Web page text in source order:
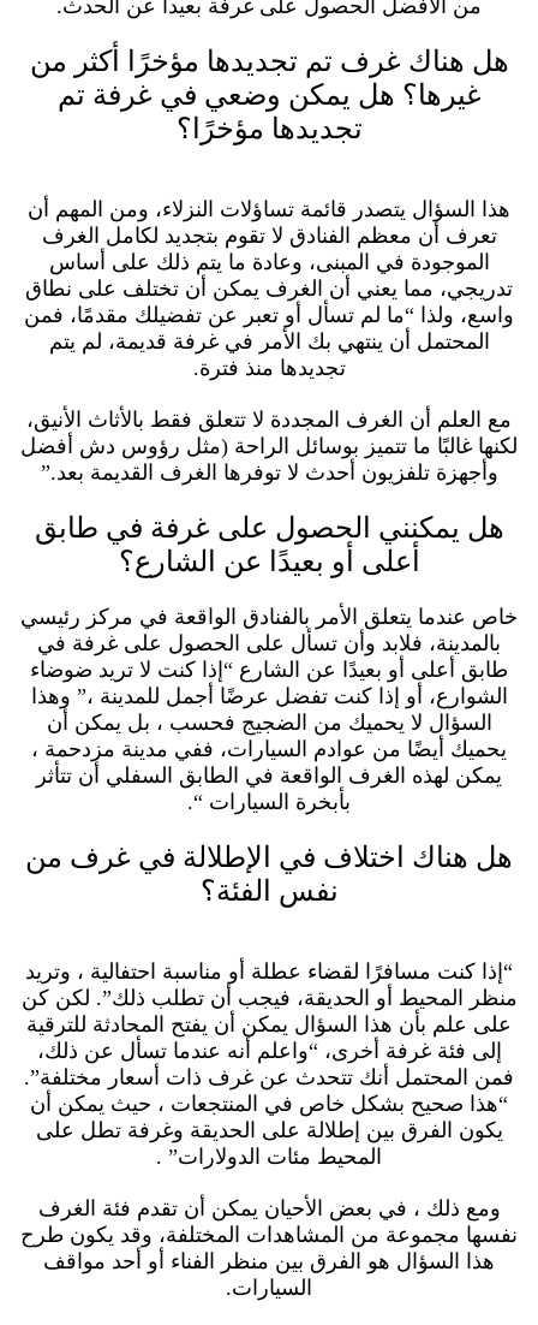
من الأفضل الحصول على غرفة بعيداً عن الحدث.
هل هناك غرف تم تجديدها مؤخرًا أكثر من
غيرها؟ هل يمكن وضعي في غرفة تم
تجديدها مؤخرًا؟
هذا السؤال يتصدر قائمة تساؤلات النزلاء، ومن المهم أن
تعرف أن معظم الفنادق لا تقوم بتجديد لكامل الغرف
الموجودة في المبنى، وعادة ما يتم ذلك على أساس
تدريجي، مما يعني أن الغرف يمكن أن تختلف على نطاق
واسع، ولذا “ما لم تسأل أو تعبر عن تفضيلك مقدمًا، فمن
المحتمل أن ينتهي بك الأمر في غرفة قديمة، لم يتم
تجديدها منذ فترة.
مع العلم أن الغرف المجددة لا تتعلق فقط بالأثاث الأنيق،
لكنها غالبًا ما تتميز بوسائل الراحة (مثل رؤوس دش أفضل
وأجهزة تلفزيون أحدث لا توفرها الغرف القديمة بعد.”
هل يمكنني الحصول على غرفة في طابق
أعلى أو بعيدًا عن الشارع؟
خاص عندما يتعلق الأمر بالفنادق الواقعة في مركز رئيسي
بالمدينة، فلابد وأن تسأل على الحصول على غرفة في
طابق أعلى أو بعيدًا عن الشارع “إذا كنت لا تريد ضوضاء
الشوارع، أو إذا كنت تفضل عرضًا أجمل للمدينة ،” وهذا
السؤال لا يحميك من الضجيج فحسب ، بل يمكن أن
يحميك أيضًا من عوادم السيارات، ففي مدينة مزدحمة ،
يمكن لهذه الغرف الواقعة في الطابق السفلي أن تتأثر
بأبخرة السيارات “.
هل هناك اختلاف في الإطلالة في غرف من
نفس الفئة؟
“إذا كنت مسافرًا لقضاء عطلة أو مناسبة احتفالية ، وتريد
منظر المحيط أو الحديقة، فيجب أن تطلب ذلك”. لكن كن
على علم بأن هذا السؤال يمكن أن يفتح المحادثة للترقية
إلى فئة غرفة أخرى، “واعلم أنه عندما تسأل عن ذلك،
فمن المحتمل أنك تتحدث عن غرف ذات أسعار مختلفة”.
“هذا صحيح بشكل خاص في المنتجعات ، حيث يمكن أن
يكون الفرق بين إطلالة على الحديقة وغرفة تطل على
المحيط مئات الدولارات” .
ومع ذلك ، في بعض الأحيان يمكن أن تقدم فئة الغرف
نفسها مجموعة من المشاهدات المختلفة، وقد يكون طرح
هذا السؤال هو الفرق بين منظر الفناء أو أحد مواقف
السيارات.